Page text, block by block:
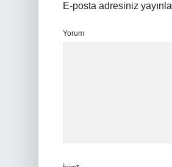
E-posta adresiniz
Yorum